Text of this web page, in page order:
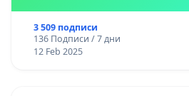
3 509 подписи
136 Подписи / 7 дни
12 Feb 2025